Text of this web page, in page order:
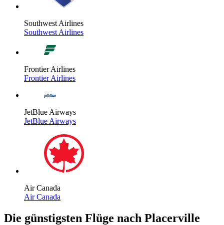
Southwest Airlines
Southwest Airlines
Frontier Airlines
Frontier Airlines
JetBlue Airways
JetBlue Airways
Air Canada
Air Canada
Die günstigsten Flüge nach Placerville